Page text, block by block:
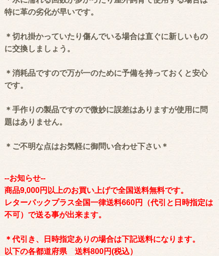
特に革の劣化が早いです。
＊切れ掛かっていたり傷んでいる場合は直ぐに新しいもの
に交換しましょう。
＊消耗品ですので万が一のために予備を持っておくと安心
です。
＊手作りの製品ですので微妙に誤差はありますが使用に問
題はありません。
＊ご不明な点はお気軽に御問い合わせ下さい＊
--お知らせ--
商品9,000円以上のお買い上げで全国送料無料です。
レターパックプラス全国一律送料660円（代引と日時指定は
不可）で送る事が出来ます。
＊代引き、日時指定ありの場合は下記送料になります。
以下の各都道府県 送料800円(税込）